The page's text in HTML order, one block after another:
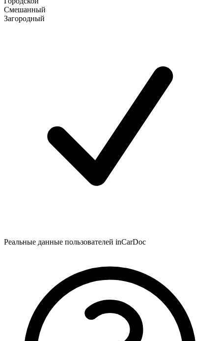
Смешанный
Загородный
Реальные данные пользователей inCarDoc